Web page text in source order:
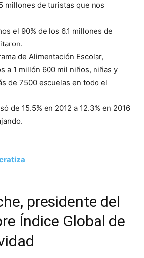
millones de turistas que nos
el 90% de los 6.1 millones de
de Alimentación Escolar,
a 1 millón 600 mil niños, niñas y
de 7500 escuelas en todo el
de 15.5% en 2012 a 12.3% en 2016
presidente del
Índice Global de